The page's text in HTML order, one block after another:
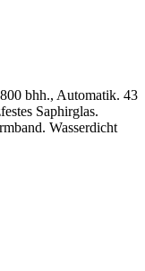
bhh., Automatik. 43
Saphirglas.
Wasserdicht